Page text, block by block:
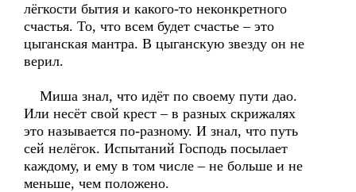
лёгкости бытия и какого-то неконкретного
счастья. То, что всем будет счастье – это
цыганская мантра. В цыганскую звезду он не
верил.
Миша знал, что идёт по своему пути дао.
Или несёт свой крест – в разных скрижалях
это называется по-разному. И знал, что путь
сей нелёгок. Испытаний Господь посылает
каждому, и ему в том числе – не больше и не
меньше, чем положено.